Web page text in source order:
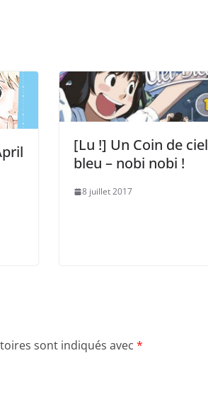
[Lu !] Un Coin de ciel
bleu – nobi nobi !
8 juillet 2017
sont indiqués avec *